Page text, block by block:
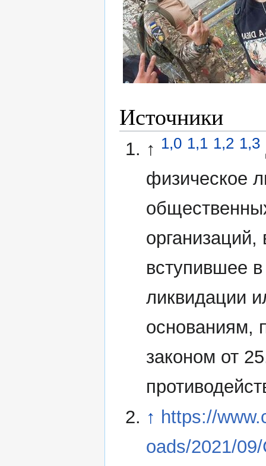
Источники
↑ 1,0 1,1 1,2 1,3
физическое
вступившее
ликвидации
основаниям,
законом от
↑ https://
oads/2021/